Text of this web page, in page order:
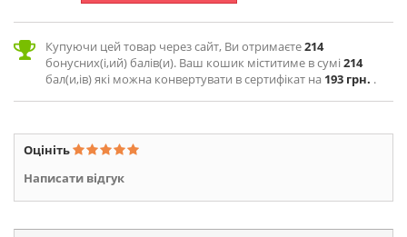
Купуючи цей товар через сайт, Ви отримаєте214
бонусних(і,ий) балів(и). Ваш кошик міститиме в сумі214
бал(и,ів) які можна конвертувати в сертифікат на 193 грн. .
Оцініть
Написати відгук